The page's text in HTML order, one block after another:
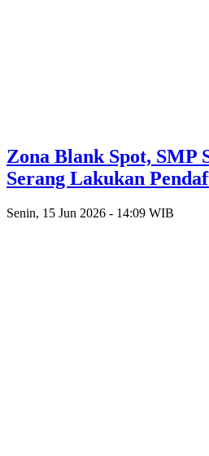
Zona Blank Spot, SMP
Serang Lakukan
Senin, 15 Jun 2026 - 14:09 WIB